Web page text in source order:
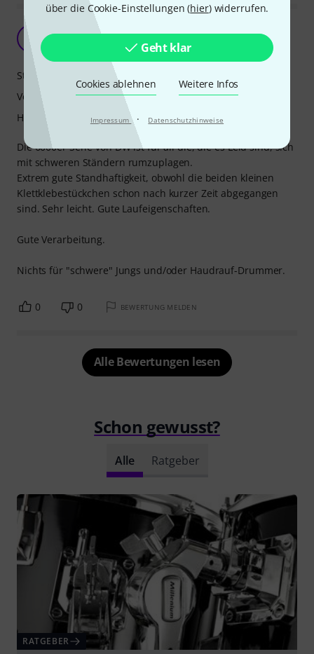
über die Cookie-Einstellungen (hier) widerrufen.
Geht klar
Cookies ablehnen Weitere Infos
Impressum · Datenschutzhinweise
leicht und gut
Uwe736 30.04.2013
Die 6000er Serie von DW ist für all die, die es Leid sind, sich
mit schweren Ständern rumzuplagen.
Extrem gute Standhaftigkeit, obwohl die beiden kleinen
Klettklebestückchen schon nach kurzer Zeit abgegangen
sind. Sehr leicht. Gute Laufeigenschaften.
Gute Verarbeitung.
Nichts für "schwere" Jungs und/oder Haudrauf-Drummer.
Stabilität
Verarbeitung
Handling
0 0 BEWERTUNG MELDEN
Alle Bewertungen lesen
Schon gewusst?
Alle Ratgeber
RATGEBER